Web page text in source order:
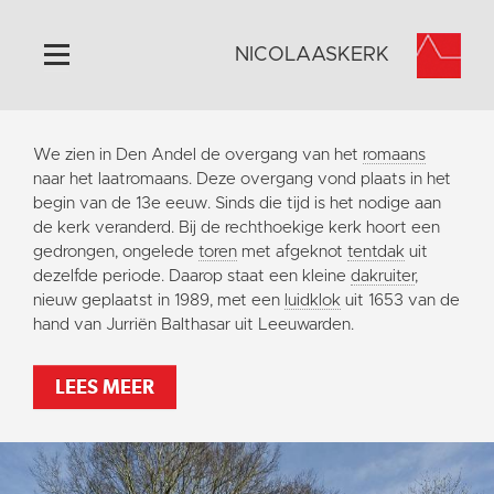
Home
Algemeen
Historie
Omgeving
Activiteiten
Steun ons
Contact
Vaktaal
NICOLAASKERK
We zien in Den Andel de overgang van het romaans
naar het laatromaans. Deze overgang vond plaats in het
begin van de 13e eeuw. Sinds die tijd is het nodige aan
de kerk veranderd. Bij de rechthoekige kerk hoort een
gedrongen, ongelede toren met afgeknot tentdak uit
dezelfde periode. Daarop staat een kleine dakruiter,
nieuw geplaatst in 1989, met een luidklok uit 1653 van de
hand van Jurriën Balthasar uit Leeuwarden.
LEES MEER